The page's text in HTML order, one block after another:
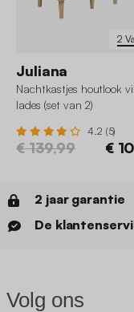
2
Juliana
Nachtkastjes houtlook
lades (set van 2)
4.2 (5)
€ 139,99 €
2 jaar garantie
De
Volg ons